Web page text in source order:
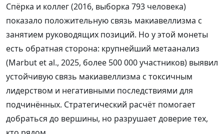
Спёрка и коллег (2016, выборка 793 человека)
показало положительную связь макиавеллизма с
занятием руководящих позиций. Но у этой монеты
есть обратная сторона: крупнейший метаанализ
(Marbut et al., 2025, более 500 000 участников) выявил
устойчивую связь макиавеллизма с токсичным
лидерством и негативными последствиями для
подчинённых. Стратегический расчёт помогает
добраться до вершины, но разрушает доверие тех,